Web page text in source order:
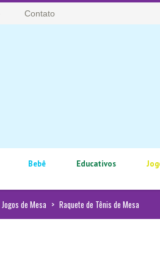
Contato
Bebê Educativos
Jogos de Mesa > Raquete de Tênis de Mesa